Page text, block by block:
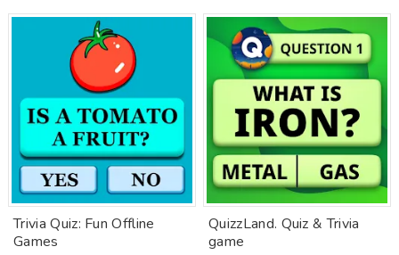
Trivia Quiz: Fun Offline
Games
QuizzLand. Quiz & Trivia
game